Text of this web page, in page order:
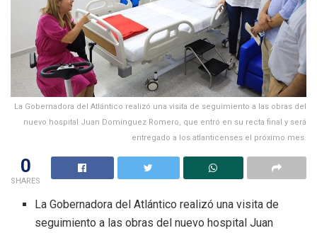
La Gobernadora del Atlántico realizó una visita de seguimiento a las obras del
nuevo hospital Juan Domínguez Romero, que entró en su recta final y será
entregado a los atlanticenses el próximo mes.
0
SHARES
La Gobernadora del Atlántico realizó una visita de
seguimiento a las obras del nuevo hospital Juan